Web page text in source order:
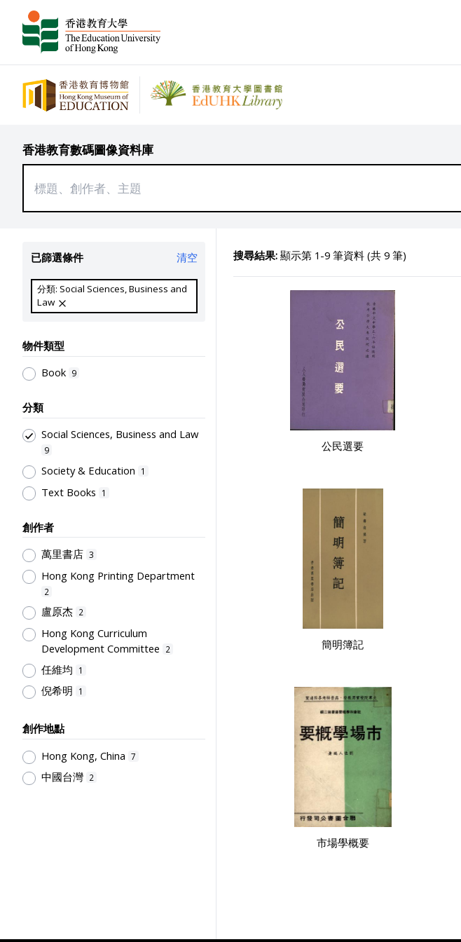
香港教育數碼圖像資料庫
已篩選條件 清空
分類: Social Sciences, Business and
Law
物件類型
Book 9
分類
Social Sciences, Business and Law
9
Society & Education 1
Text Books 1
創作者
萬里書店 3
Hong Kong Printing Department
2
盧原杰 2
Hong Kong Curriculum
Development Committee
2
任維均 1
倪希明 1
梁壽海
香港立信圖書公司 1
賴愛民 1
創作地點
Hong Kong, China 7
中國台灣 2
搜尋結果:顯示第 1-9 筆資料 (共 9 筆)
公民選要
簡明簿記
市場學概要